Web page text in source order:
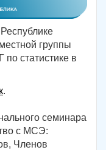
группы
статистике в
.
семинара
с МСЭ:
Членов